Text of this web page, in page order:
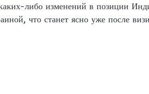
либо изменений в позиции
что станет ясно уже после